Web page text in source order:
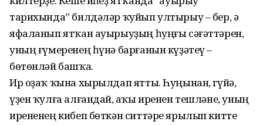
тарихында” билдәләр ҡуйып ултырыу – бер, ә
яфаланып ятҡан ауырыуҙың һуңғы сәғәттәрен,
уның ғүмеренең һүнә барғанын күҙәтеү –
бөтөнләй башҡа.
Ир оҙаҡ ҡына хырылдап ятты. Һуңынан, гүйә,
үҙен ҡулға алғандай, аҫҡы иренен тешләне, уның
ирененең кибеп бөткән ситтәре ярылып китте